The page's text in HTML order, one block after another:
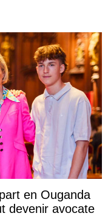
en Ouganda
devenir avocate